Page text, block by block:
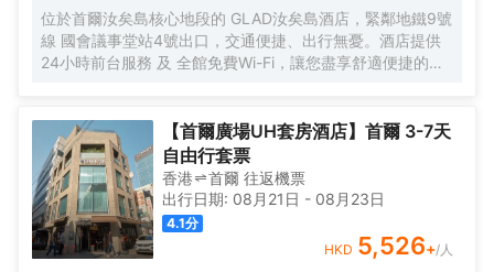
位於首爾汝矣島核心地段的 GLAD汝矣島酒店，緊鄰地鐵9號
線 國會議事堂站4號出口，交通便捷、出行無憂。酒店提供
24小時前台服務 及 全館免費Wi-Fi，讓您盡享舒適便捷的入
是商務出行還是休閒旅遊，都能滿足您的多樣需求。 清晨可
在一樓餐廳享用豐盛的 自助早餐（供應時間：06:30～
09:30），開啟活力滿滿的一天。傍晚時分，不妨前往本店
特色酒吧 Black Bar，品嚐精選 單一麥芽威士忌，或在14層
的高端日料餐廳 Kappo Aki，細品選用應季食材烹製的正宗
日本料理，體驗味蕾盛宴。 酒店步行 5分鐘可達國會議事
堂，15分鐘可達IFC Mall與The Hyundai Seoul現代百貨，購
【首爾廣場UH套房酒店】首爾 3-7天
自由行套票
香港 首爾 往返機票
出行日期: 08月21日 - 08月23日
4.1分
HKD 5,526+/人